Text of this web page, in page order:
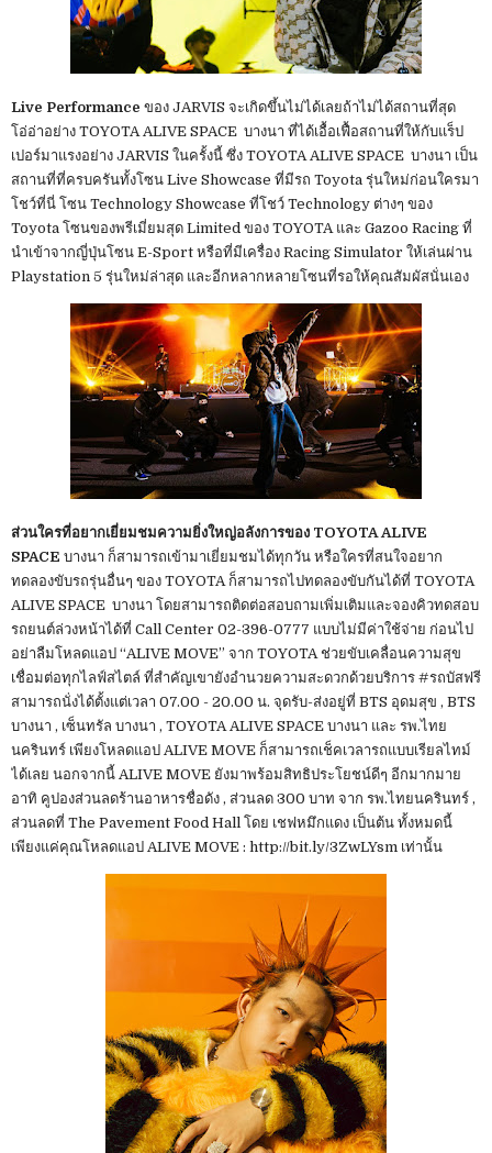
Live Performance ของ JARVIS จะเกิดขึ้นไม่ได้เลยถ้าไม่ได้สถานที่สุด
โอ่อ่าอย่าง TOYOTA ALIVE SPACE บางนา ที่ได้เอื้อเฟื้อสถานที่ให้กับแร็ป
เปอร์มาแรงอย่าง JARVIS ในครั้งนี้ ซึ่ง TOYOTA ALIVE SPACE บางนา เป็น
สถานที่ที่ครบครันทั้งโซน Live Showcase ที่มีรถ Toyota รุ่นใหม่ก่อนใครมา
โชว์ที่นี่ โซน Technology Showcase ที่โชว์ Technology ต่างๆ ของ
Toyota โซนของพรีเมี่ยมสุด Limited ของ TOYOTA และ Gazoo Racing ที่
นำเข้าจากญี่ปุ่นโซน E-Sport หรือที่มีเครื่อง Racing Simulator ให้เล่นผ่าน
Playstation 5 รุ่นใหม่ล่าสุด และอีกหลากหลายโซนที่รอให้คุณสัมผัสนั่นเอง
ส่วนใครที่อยากเยี่ยมชมความยิ่งใหญ่อลังการของ TOYOTA ALIVE
SPACE บางนา ก็สามารถเข้ามาเยี่ยมชมได้ทุกวัน หรือใครที่สนใจอยาก
ทดลองขับรถรุ่นอื่นๆ ของ TOYOTA ก็สามารถไปทดลองขับกันได้ที่ TOYOTA
ALIVE SPACE บางนา โดยสามารถติดต่อสอบถามเพิ่มเติมและจองคิวทดสอบ
รถยนต์ล่วงหน้าได้ที่ Call Center 02-396-0777 แบบไม่มีค่าใช้จ่าย ก่อนไป
อย่าลืมโหลดแอป “ALIVE MOVE” จาก TOYOTA ช่วยขับเคลื่อนความสุข
เชื่อมต่อทุกไลฟ์สไตล์ ที่สำคัญเขายังอำนวยความสะดวกด้วยบริการ #รถบัสฟรี
สามารถนั่งได้ตั้งแต่เวลา 07.00 - 20.00 น. จุดรับ-ส่งอยู่ที่ BTS อุดมสุข , BTS
บางนา , เซ็นทรัล บางนา , TOYOTA ALIVE SPACE บางนา และ รพ.ไทย
นครินทร์ เพียงโหลดแอป ALIVE MOVE ก็สามารถเช็คเวลารถแบบเรียลไทม์
ได้เลย นอกจากนี้ ALIVE MOVE ยังมาพร้อมสิทธิประโยชน์ดีๆ อีกมากมาย
อาทิ คูปองส่วนลดร้านอาหารชื่อดัง ​, ส่วนลด 300 บาท จาก รพ.ไทยนครินทร์ ,
ส่วนลดที่ The Pavement Food Hall โดย เชฟหมึกแดง เป็นต้น ทั้งหมดนี้
เพียงแค่คุณโหลดแอป ALIVE MOVE : http://bit.ly/3ZwLYsm เท่านั้น